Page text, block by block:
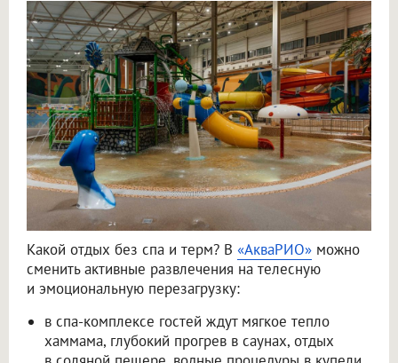
Какой отдых без спа и терм? В «АкваРИО» можно
сменить активные развлечения на телесную
и эмоциональную перезагрузку:
в спа-комплексе гостей ждут мягкое тепло
хаммама, глубокий прогрев в саунах, отдых